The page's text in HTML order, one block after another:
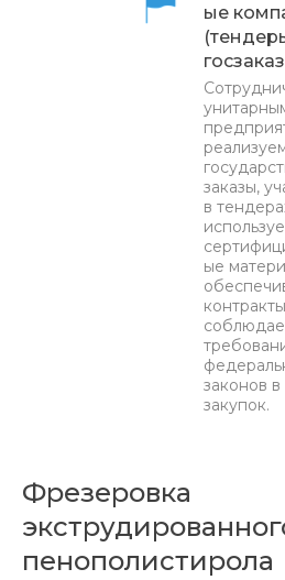
ые
заказы,
в
ые
законов
закупок.
Фрезеровка
пенополистирола